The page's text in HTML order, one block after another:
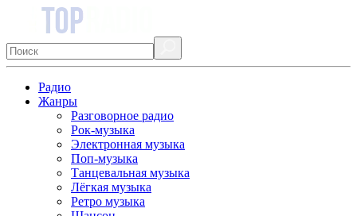
Радио
Жанры
Разговорное радио
Рок-музыка
Электронная музыка
Поп-музыка
Танцевальная музыка
Лёгкая музыка
Ретро музыка